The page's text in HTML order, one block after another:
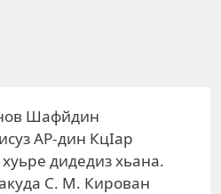
Шафйдин
АР-дин КцIар
дидедиз хьана.
С. М. Кирован